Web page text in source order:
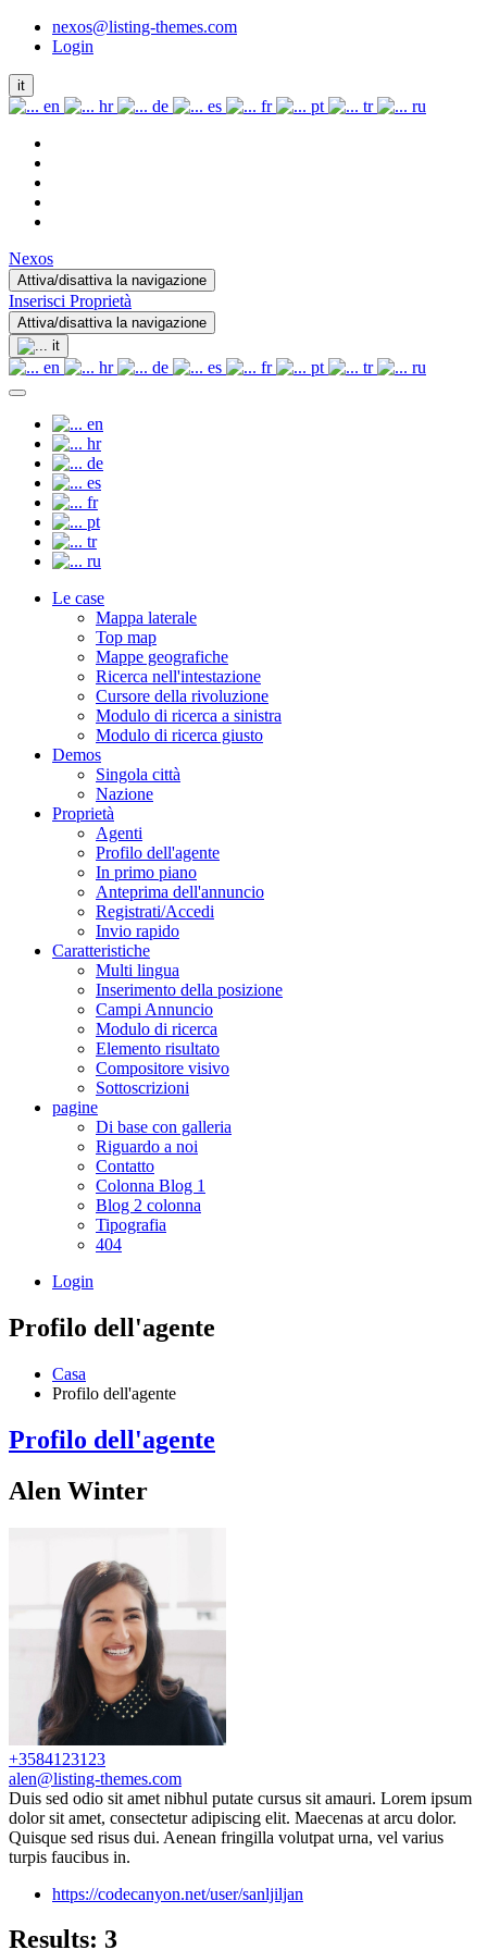
nexos@listing-themes.com
Login
it
en hr de es fr pt tr ru
Nexos
Attiva/disattiva la navigazione
Inserisci Proprietà
Attiva/disattiva la navigazione
it
en hr de es fr pt tr ru
en
hr
de
es
fr
pt
tr
ru
Le case
Mappa laterale
Top map
Mappe geografiche
Ricerca nell'intestazione
Cursore della rivoluzione
Modulo di ricerca a sinistra
Modulo di ricerca giusto
Demos
Singola città
Nazione
Proprietà
Agenti
Profilo dell'agente
In primo piano
Anteprima dell'annuncio
Registrati/Accedi
Invio rapido
Caratteristiche
Multi lingua
Inserimento della posizione
Campi Annuncio
Modulo di ricerca
Elemento risultato
Compositore visivo
Sottoscrizioni
pagine
Di base con galleria
Riguardo a noi
Contatto
Colonna Blog 1
Blog 2 colonna
Tipografia
404
Login
Profilo dell'agente
Casa
Profilo dell'agente
Profilo dell'agente
Alen Winter
+3584123123
alen@listing-themes.com
Duis sed odio sit amet nibhul putate cursus sit amauri. Lorem ipsum
dolor sit amet, consectetur adipiscing elit. Maecenas at arcu dolor.
Quisque sed risus dui. Aenean fringilla volutpat urna, vel varius
turpis faucibus in.
https://codecanyon.net/user/sanljiljan
Results: 3